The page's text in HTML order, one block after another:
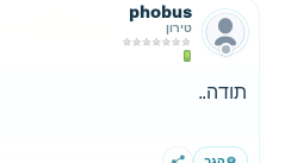
phobus
טירון
תודה..